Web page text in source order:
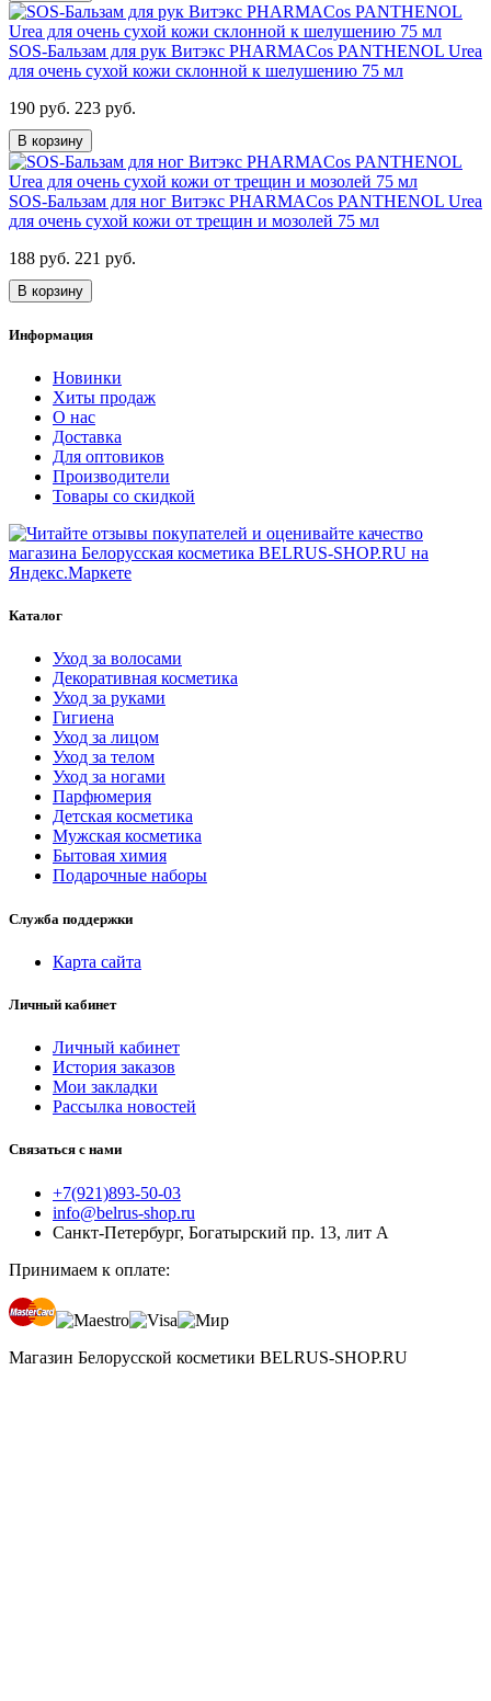
SOS-Бальзам для рук Витэкс PHARMACos PANTHENOL Urea
для очень сухой кожи склонной к шелушению 75 мл
190 руб. 223 руб.
В корзину
SOS-Бальзам для ног Витэкс PHARMACos PANTHENOL Urea
для очень сухой кожи от трещин и мозолей 75 мл
188 руб. 221 руб.
В корзину
Информация
Новинки
Хиты продаж
О нас
Доставка
Для оптовиков
Производители
Товары со скидкой
Каталог
Уход за волосами
Декоративная косметика
Уход за руками
Гигиена
Уход за лицом
Уход за телом
Уход за ногами
Парфюмерия
Детская косметика
Мужская косметика
Бытовая химия
Подарочные наборы
Служба поддержки
Карта сайта
Личный кабинет
Личный кабинет
История заказов
Мои закладки
Рассылка новостей
Связаться с нами
+7(921)893-50-03
info@belrus-shop.ru
Санкт-Петербург, Богатырский пр. 13, лит А
Принимаем к оплате:
Магазин Белорусской косметики BELRUS-SHOP.RU